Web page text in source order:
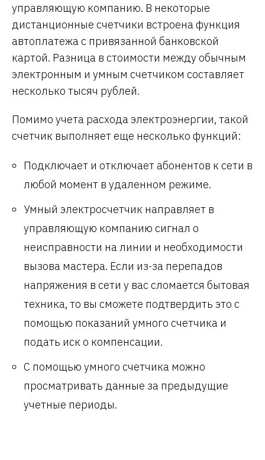
управляющую компанию. В некоторые
дистанционные счетчики встроена функция
автоплатежа с привязанной банковской
картой. Разница в стоимости между обычным
электронным и умным счетчиком составляет
несколько тысяч рублей.
Помимо учета расхода электроэнергии, такой
счетчик выполняет еще несколько функций:
Подключает и отключает абонентов к сети в
любой момент в удаленном режиме.
Умный электросчетчик направляет в
управляющую компанию сигнал о
неисправности на линии и необходимости
вызова мастера. Если из-за перепадов
напряжения в сети у вас сломается бытовая
техника, то вы сможете подтвердить это с
помощью показаний умного счетчика и
подать иск о компенсации.
С помощью умного счетчика можно
просматривать данные за предыдущие
учетные периоды.